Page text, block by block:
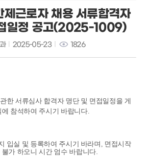
제근로자 채용 서류합격자
일정 공고(2025-1009)
2025-05-23 1826
한 서류심사 합격자 명단 및 면접일정을 게
참석하여 주시기 바랍니다.
입실 및 등록하여 주시기 바라며, 면접시작
가 하오니 시간 엄수 바랍니다.